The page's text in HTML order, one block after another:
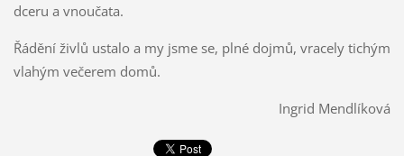
dceru a vnoučata.
Řádění živlů ustalo a my jsme se, plné dojmů, vracely tichým
vlahým večerem domů.
Ingrid Mendlíková